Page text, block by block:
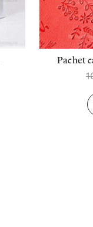
Pachet